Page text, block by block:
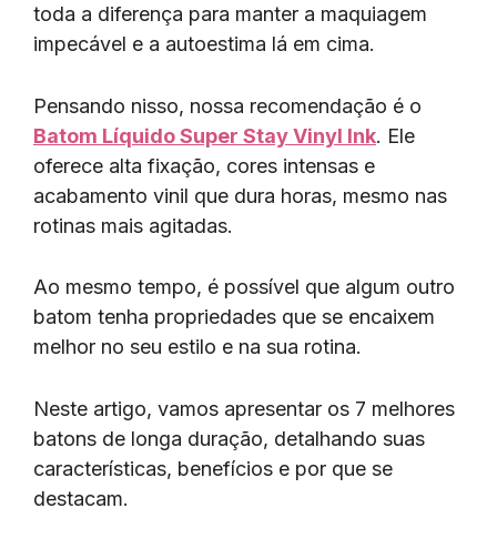
toda a diferença para manter a maquiagem
impecável e a autoestima lá em cima.
Pensando nisso, nossa recomendação é o
Batom Líquido Super Stay Vinyl Ink. Ele
oferece alta fixação, cores intensas e
acabamento vinil que dura horas, mesmo nas
rotinas mais agitadas.
Ao mesmo tempo, é possível que algum outro
batom tenha propriedades que se encaixem
melhor no seu estilo e na sua rotina.
Neste artigo, vamos apresentar os 7 melhores
batons de longa duração, detalhando suas
características, benefícios e por que se
destacam.